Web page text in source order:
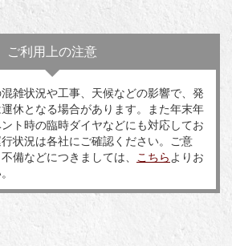
ご利用上の注意
混雑状況や工事、天候などの影響で、発
休となる場合があります。また年末年
ト時の臨時ダイヤなどにも対応してお
状況は各社にご確認ください。ご意
備などにつきましては、
こちら よりお